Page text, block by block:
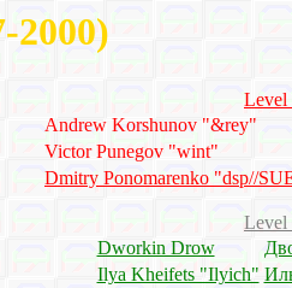
2000)
Level
Andrew Korshunov "&rey"
Victor Punegov "wint"
Dmitry Ponomarenko "dsp//
Level
Dworkin Drow
Ilya Kheifets "Ilyich"